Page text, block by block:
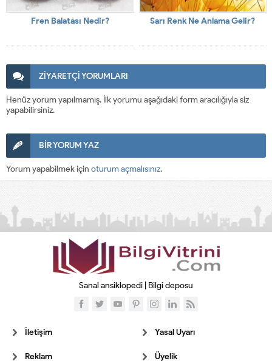
Fren Balatası Nedir? Sarı Renk Ne Anlama Gelir?
ZİYARETÇİ YORUMLARI
Henüz yorum yapılmamış. İlk yorumu aşağıdaki form aracılığıyla siz
yapabilirsiniz.
BİR YORUM YAZ
Yorum yapabilmek için oturum açmalısınız.
Sanal ansiklopedi | Bilgi deposu
İletişim Yasal Uyarı
Reklam Üyelik